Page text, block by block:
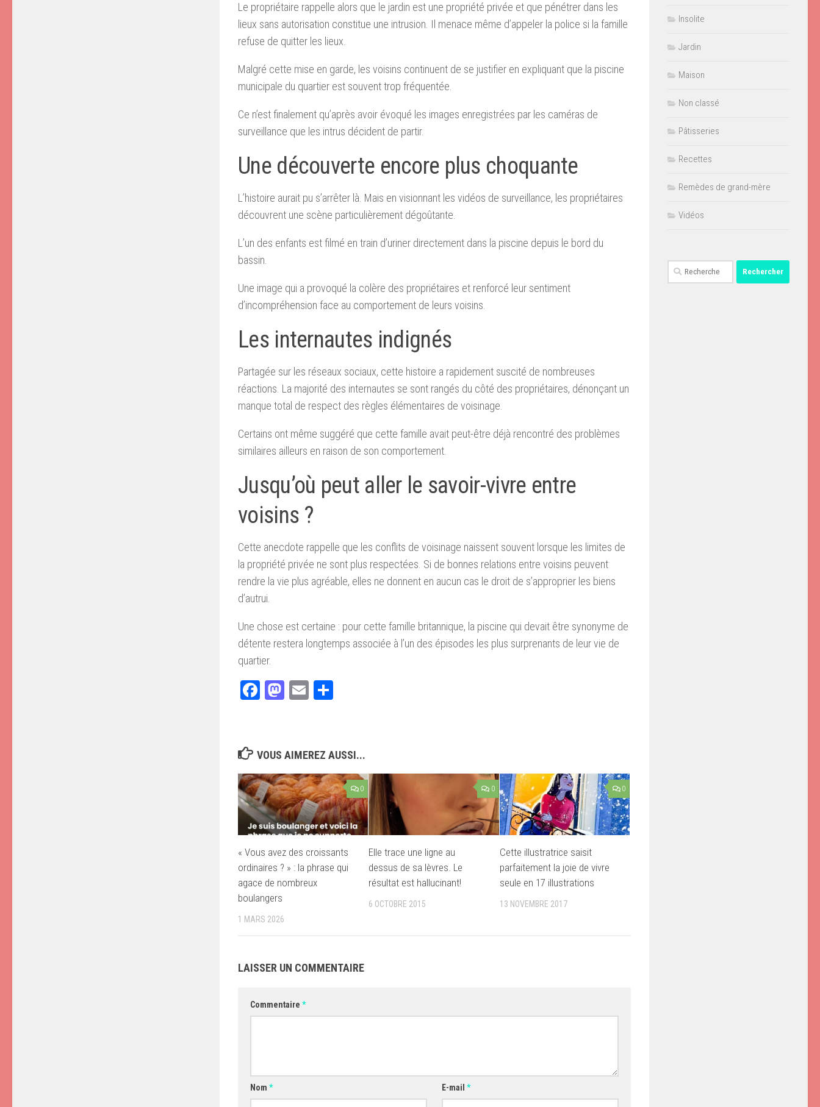
Le propriétaire rappelle alors que le jardin est une propriété privée et que pénétrer dans les
lieux sans autorisation constitue une intrusion. Il menace même d’appeler la police si la famille
refuse de quitter les lieux.
Malgré cette mise en garde, les voisins continuent de se justifier en expliquant que la piscine
municipale du quartier est souvent trop fréquentée.
Ce n’est finalement qu’après avoir évoqué les images enregistrées par les caméras de
surveillance que les intrus décident de partir.
Une découverte encore plus choquante
L’histoire aurait pu s’arrêter là. Mais en visionnant les vidéos de surveillance, les propriétaires
découvrent une scène particulièrement dégoûtante.
L’un des enfants est filmé en train d’uriner directement dans la piscine depuis le bord du
bassin.
Une image qui a provoqué la colère des propriétaires et renforcé leur sentiment
d’incompréhension face au comportement de leurs voisins.
Les internautes indignés
Partagée sur les réseaux sociaux, cette histoire a rapidement suscité de nombreuses
réactions. La majorité des internautes se sont rangés du côté des propriétaires, dénonçant un
manque total de respect des règles élémentaires de voisinage.
Certains ont même suggéré que cette famille avait peut-être déjà rencontré des problèmes
similaires ailleurs en raison de son comportement.
Jusqu’où peut aller le savoir-vivre entre
voisins ?
Cette anecdote rappelle que les conflits de voisinage naissent souvent lorsque les limites de
la propriété privée ne sont plus respectées. Si de bonnes relations entre voisins peuvent
rendre la vie plus agréable, elles ne donnent en aucun cas le droit de s’approprier les biens
d’autrui.
Une chose est certaine : pour cette famille britannique, la piscine qui devait être synonyme de
détente restera longtemps associée à l’un des épisodes les plus surprenants de leur vie de
quartier.
Facebook
Mastodon
Email
VOUS AIMEREZ AUSSI...
0
« Vous avez des croissants
ordinaires ? » : la phrase qui
agace de nombreux
boulangers
1 MARS 2026
0
Elle trace une ligne au
dessus de sa lèvres. Le
résultat est hallucinant!
6 OCTOBRE 2015
0
Cette illustratrice saisit
parfaitement la joie de vivre
seule en 17 illustrations
13 NOVEMBRE 2017
LAISSER UN COMMENTAIRE
Commentaire *
Nom * E-mail*
Insolite
Jardin
Maison
Non classé
Pâtisseries
Recettes
Remèdes de grand-mère
Vidéos
Rechercher :